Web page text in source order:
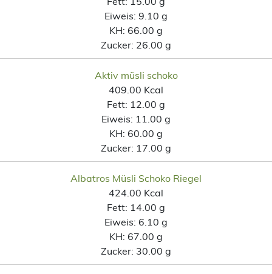
Eiweis: 9.10 g
KH: 66.00 g
Zucker: 26.00 g
Aktiv müsli schoko
409.00 Kcal
Fett: 12.00 g
Eiweis: 11.00 g
KH: 60.00 g
Zucker: 17.00 g
Albatros Müsli Schoko Riegel
424.00 Kcal
Fett: 14.00 g
Eiweis: 6.10 g
KH: 67.00 g
Zucker: 30.00 g